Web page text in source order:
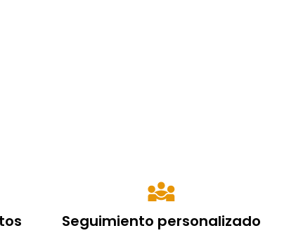
Seguimiento personalizado